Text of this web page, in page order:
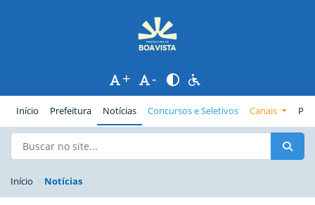
+ -
Início Prefeitura(página atual)
Notícias Concursos e Seletivos Canais
Início Notícias